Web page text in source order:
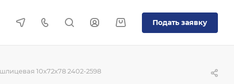
Подать заявку
10x72x78 2402-2598